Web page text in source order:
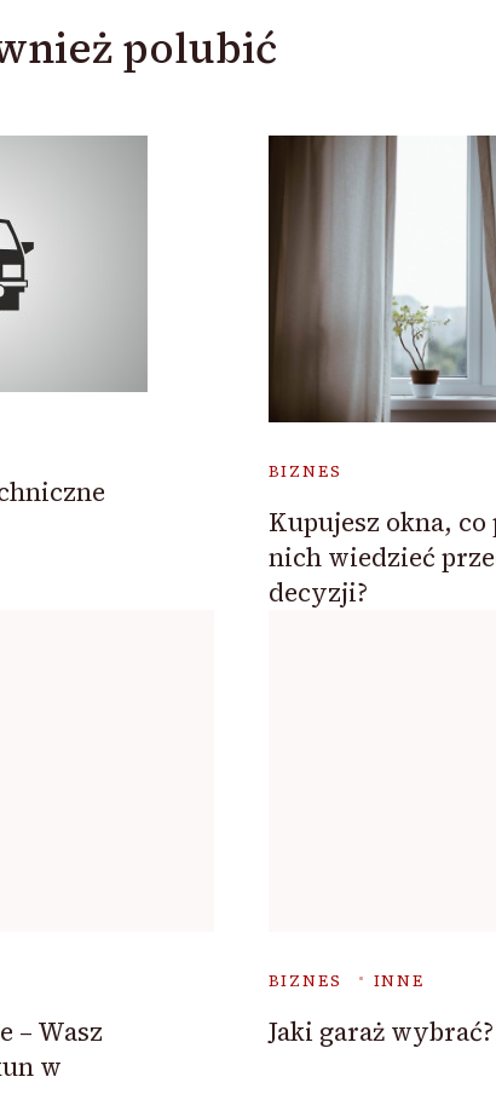
polubić
BIZNES
Kupujesz okna,
nich wiedzieć
decyzji?
– Wasz
w
BIZNES INNE
Jaki garaż wybrać?